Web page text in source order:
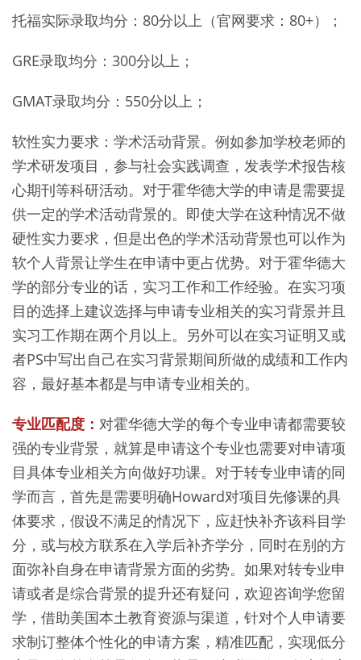
托福实际录取均分：80分以上（官网要求：80+）；
GRE录取均分：300分以上；
GMAT录取均分：550分以上；
软性实力要求：学术活动背景。例如参加学校老师的
学术研发项目，参与社会实践调查，发表学术报告核
心期刊等科研活动。对于霍华德大学的申请是需要提
供一定的学术活动背景的。即使大学在这种情况不做
硬性实力要求，但是出色的学术活动背景也可以作为
软个人背景让学生在申请中更占优势。对于霍华德大
学的部分专业的话，实习工作和工作经验。在实习项
目的选择上建议选择与申请专业相关的实习背景并且
实习工作期在两个月以上。另外可以在实习证明又或
者PS中写出自己在实习背景期间所做的成绩和工作内
容，最好基本都是与申请专业相关的。
专业匹配度： 对霍华德大学的每个专业申请都需要较
强的专业背景，就算是申请这个专业也需要对申请项
目具体专业相关方向做好功课。对于转专业申请的同
学而言，首先是需要明确Howard对项目先修课的具
体要求，假设不满足的情况下，应赶快补齐该科目学
分，或与校方联系在入学后补齐学分，同时在别的方
面弥补自身在申请背景方面的劣势。如果对转专业申
请或者是综合背景的提升还有疑问，欢迎咨询学您留
学，借助美国本土教育资源与渠道，针对个人申请要
求制订整体个性化的申请方案，精准匹配，实现低分